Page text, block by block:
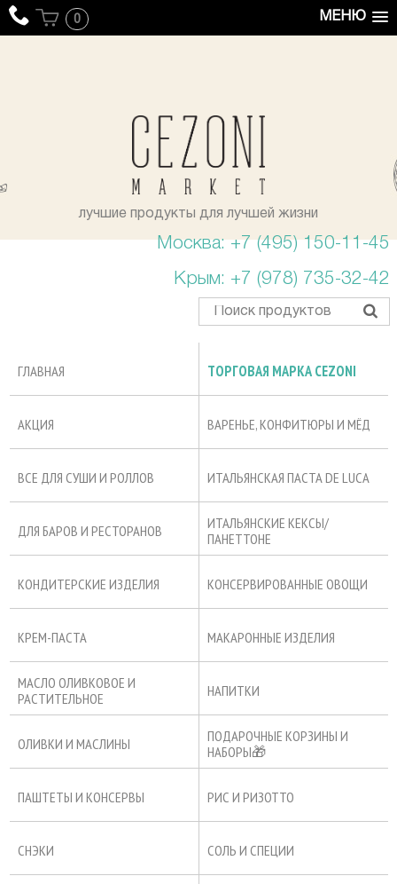
МЕНЮ
0
лучшие продукты для лучшей жизни
Москва: +7 (495) 150-11-45
Крым: +7 (978) 735-32-42
ГЛАВНАЯ ТОРГОВАЯ МАРКА CEZONI
АКЦИЯ ВАРЕНЬЕ, КОНФИТЮРЫ И МЁД
ВСЕ ДЛЯ СУШИ И РОЛЛОВ ИТАЛЬЯНСКАЯ ПАСТА DE LUCA
ДЛЯ БАРОВ И РЕСТОРАНОВ
ИТАЛЬЯНСКИЕ КЕКСЫ/
ПАНЕТТОНЕ
КОНДИТЕРСКИЕ ИЗДЕЛИЯ КОНСЕРВИРОВАННЫЕ ОВОЩИ
КРЕМ-ПАСТА МАКАРОННЫЕ ИЗДЕЛИЯ
МАСЛО ОЛИВКОВОЕ И
РАСТИТЕЛЬНОЕ
НАПИТКИ
ОЛИВКИ И МАСЛИНЫ
ПОДАРОЧНЫЕ КОРЗИНЫ И
НАБОРЫ🎁
ПАШТЕТЫ И КОНСЕРВЫ РИС И РИЗОТТО
СНЭКИ СОЛЬ И СПЕЦИИ